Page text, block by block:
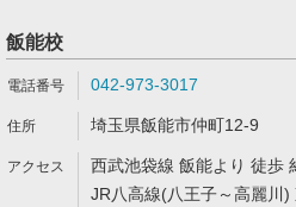
飯能校
042-973-3017
埼玉県飯能市仲町12-9
西武池袋線 飯能より 徒歩
JR八高線(八王子～高麗川